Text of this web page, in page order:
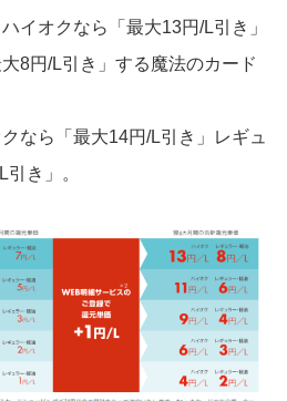
イオクなら「最大13円/L引き」
8円/L引き」する魔法のカード
なら「最大14円/L引き」レギュ
き」。